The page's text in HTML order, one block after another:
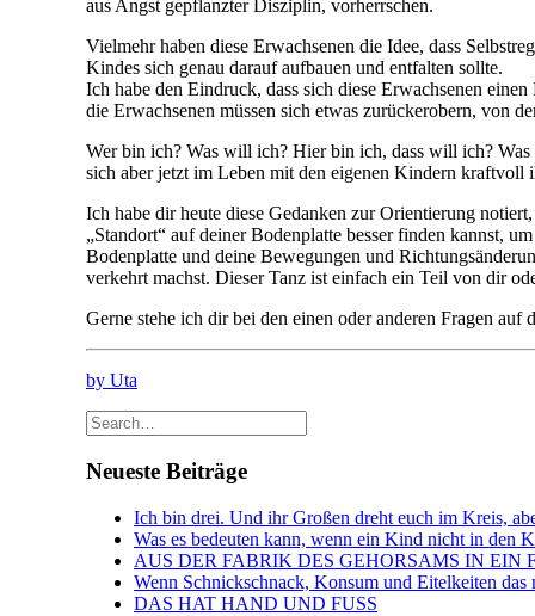
aus Angst gepflanzter Disziplin, vorherrschen.
Vielmehr haben diese Erwachsenen die Idee, dass
Kindes sich genau darauf aufbauen und entfalten sollte.
Ich habe den Eindruck, dass sich diese Erwachsenen
die Erwachsenen müssen sich etwas zurückerobern, von
Wer bin ich? Was will ich? Hier bin ich, dass will ich?
sich aber jetzt im Leben mit den eigenen Kindern kraftvoll
Ich habe dir heute diese Gedanken zur Orientierung
„Standort“ auf deiner Bodenplatte besser finden kannst,
Bodenplatte und deine Bewegungen und
verkehrt machst. Dieser Tanz ist einfach ein Teil von dir
Gerne stehe ich dir bei den einen oder anderen Fragen
by Uta
Neueste Beiträge
Ich bin drei. Und ihr Großen dreht euch im Kreis,
Was es bedeuten kann, wenn ein Kind nicht in den
AUS DER FABRIK DES GEHORSAMS IN EIN
Wenn Schnickschnack, Konsum und Eitelkeiten das
DAS HAT HAND UND FUSS